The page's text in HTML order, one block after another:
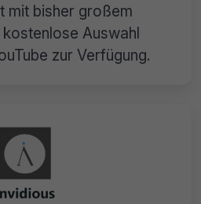
mit bisher großem
Auswahl
zur Verfügung.